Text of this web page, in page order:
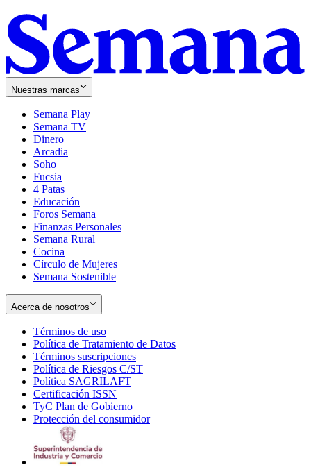
Nuestras marcas
Semana Play
Semana TV
Dinero
Arcadia
Soho
in
new
window
Fucsia
in
new
window
4 Patas
Educación
Foros Semana
Finanzas Personales
Semana Rural
Cocina
Círculo de Mujeres
Semana Sostenible
Acerca de nosotros
Términos de uso
in
new
window
Política de Tratamiento de Datos
Términos suscripciones
in
Política de Riesgos C/ST
Política SAGRILAFT
new
window
Certificación ISSN
in
new
TyC Plan de Gobierno
in
Protección del consumidorOpens